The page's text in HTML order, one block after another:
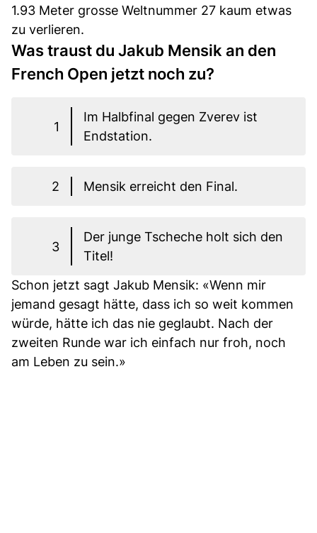
1.93 Meter grosse Weltnummer 27 kaum etwas
zu verlieren.
Was traust du Jakub Mensik an den
French Open jetzt noch zu?
1
Im Halbfinal gegen Zverev ist
Endstation.
2 Mensik erreicht den Final.
3
Der junge Tscheche holt sich den
Titel!
Schon jetzt sagt Jakub Mensik: «Wenn mir
jemand gesagt hätte, dass ich so weit kommen
würde, hätte ich das nie geglaubt. Nach der
zweiten Runde war ich einfach nur froh, noch
am Leben zu sein.»